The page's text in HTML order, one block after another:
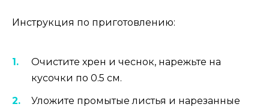
Инструкция по приготовлению:
Очистите хрен и чеснок, нарежьте на
кусочки по 0.5 см.
Уложите промытые листья и нарезанные